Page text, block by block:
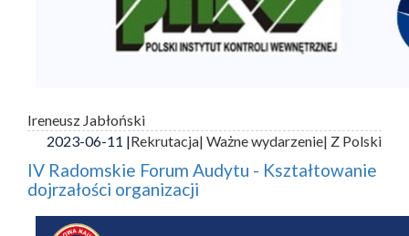
Ireneusz Jabłoński
2023-06-11 |Rekrutacja| Ważne wydarzenie| Z Polski
IV Radomskie Forum Audytu - Kształtowanie
dojrzałości organizacji